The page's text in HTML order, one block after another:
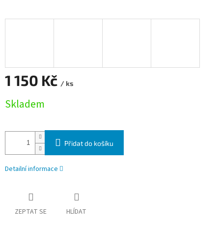
1 150 Kč / ks
Skladem
Přidat do košíku
Detailní informace
ZEPTAT SE HLÍDAT